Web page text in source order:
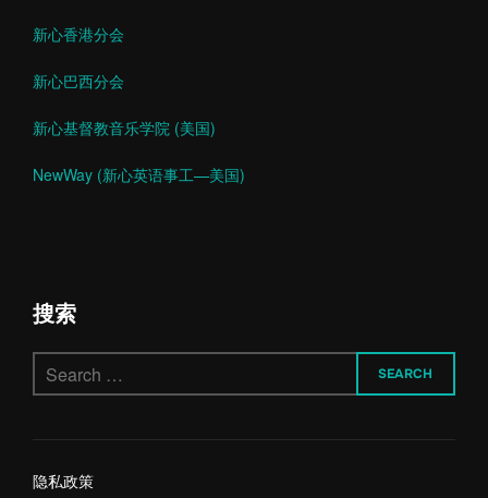
新心香港分会
新心巴西分会
新心基督教音乐学院 (美国)
NewWay (新心英语事工—美国)
搜索
Search
for:
SEARCH
隐私政策